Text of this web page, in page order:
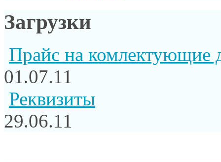
Загрузки
Прайс на комлектующие
01.07.11
Реквизиты
29.06.11